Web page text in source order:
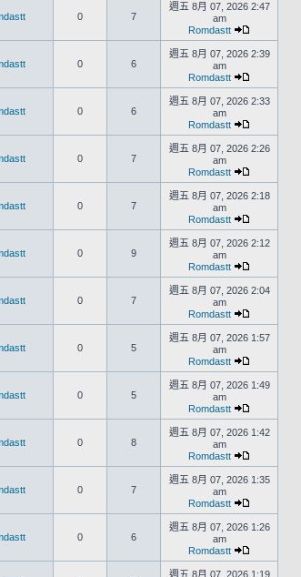
0 7
週五 8月 07, 2026 2:47
am
Romdastt
0 6
週五 8月 07, 2026 2:39
am
Romdastt
0 6
週五 8月 07, 2026 2:33
am
Romdastt
0 7
週五 8月 07, 2026 2:26
am
Romdastt
0 7
週五 8月 07, 2026 2:18
am
Romdastt
0 9
週五 8月 07, 2026 2:12
am
Romdastt
0 7
週五 8月 07, 2026 2:04
am
Romdastt
0 5
週五 8月 07, 2026 1:57
am
Romdastt
0 5
週五 8月 07, 2026 1:49
am
Romdastt
0 8
週五 8月 07, 2026 1:42
am
Romdastt
0 7
週五 8月 07, 2026 1:35
am
Romdastt
0 6
週五 8月 07, 2026 1:26
am
Romdastt
週五 8月 07, 2026 1:19